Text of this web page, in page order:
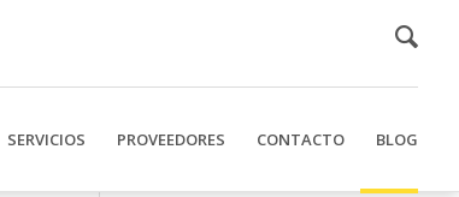
SERVICIOS PROVEEDORES CONTACTO BLOG